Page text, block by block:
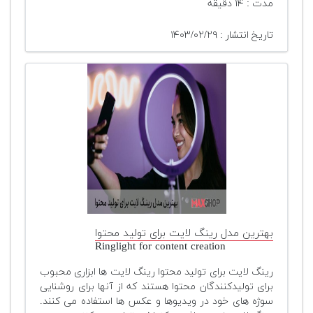
مدت : ۱۴ دقیقه
تاریخ انتشار : ۱۴۰۳/۰۲/۲۹
بهترین مدل رینگ لایت برای تولید محتوا
Ringlight for content creation
رینگ لایت برای تولید محتوا رینگ لایت ها ابزاری محبوب
برای تولیدکنندگان محتوا هستند که از آنها برای روشنایی
سوژه های خود در ویدیوها و عکس ها استفاده می کنند.